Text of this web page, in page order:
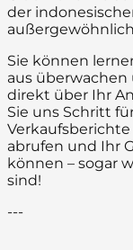
der
Sie können
aus
direkt über Ihr
Sie uns Schritt
Verkaufsberichte
abrufen und Ihr
können – sogar
sind!
---